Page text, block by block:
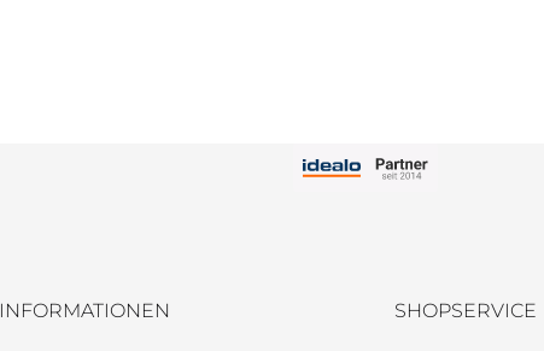
INFORMATIONEN SHOPSERVICE